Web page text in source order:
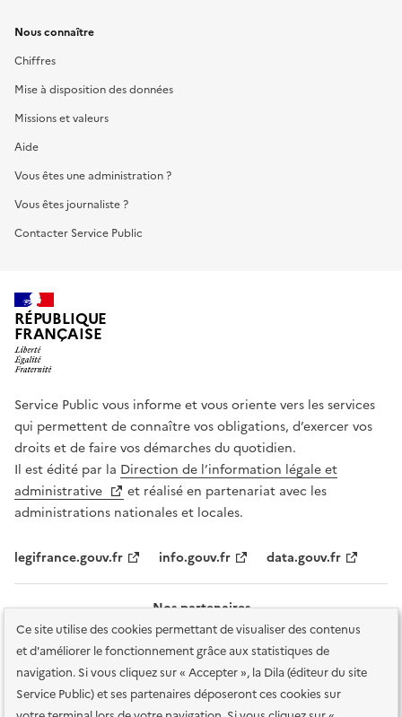
Ce site utilise des cookies permettant de visualiser des contenus
et d'améliorer le fonctionnement grâce aux statistiques de
navigation. Si vous cliquez sur « Accepter », la Dila (éditeur du site
Service Public) et ses partenaires déposeront ces cookies sur
Nous connaître
Chiffres
Mise à disposition des données
Missions et valeurs
Aide
Vous êtes une administration ?
Vous êtes journaliste ?
Contacter Service Public
RÉPUBLIQUE
FRANÇAISE
Service Public vous informe et vous oriente vers les services
qui permettent de connaître vos obligations, d’exercer vos
droits et de faire vos démarches du quotidien.
Il est édité par la Direction de l’information légale et
administrative
et réalisé en partenariat avec les
administrations nationales et locales.
legifrance.gouv.fr info.gouv.fr data.gouv.fr
Nos partenaires